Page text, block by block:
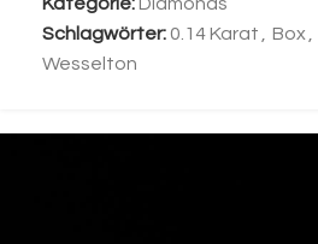
Schlagwörter: 0.14 Karat Box
Wesselton